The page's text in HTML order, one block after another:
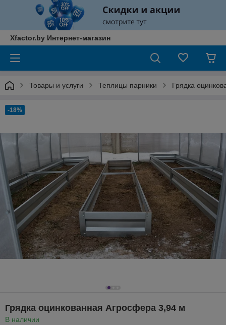
Xfactor.by Интернет-магазин
Товары и услуги Теплицы парники Грядка
-18%
Грядка оцинкованная Агросфера 3,94 м
В наличии